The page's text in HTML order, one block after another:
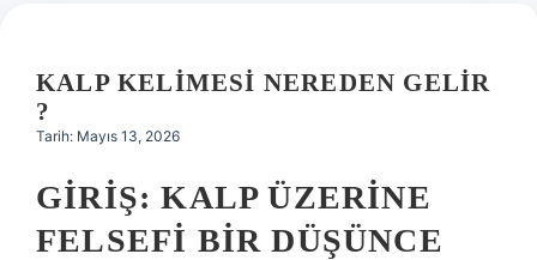
Hakkımızda
KALP KELIMESI NEREDEN GELIR
?
Tarih: Mayıs 13, 2026
GIRIŞ: KALP ÜZERINE
FELSEFI BIR DÜŞÜNCE